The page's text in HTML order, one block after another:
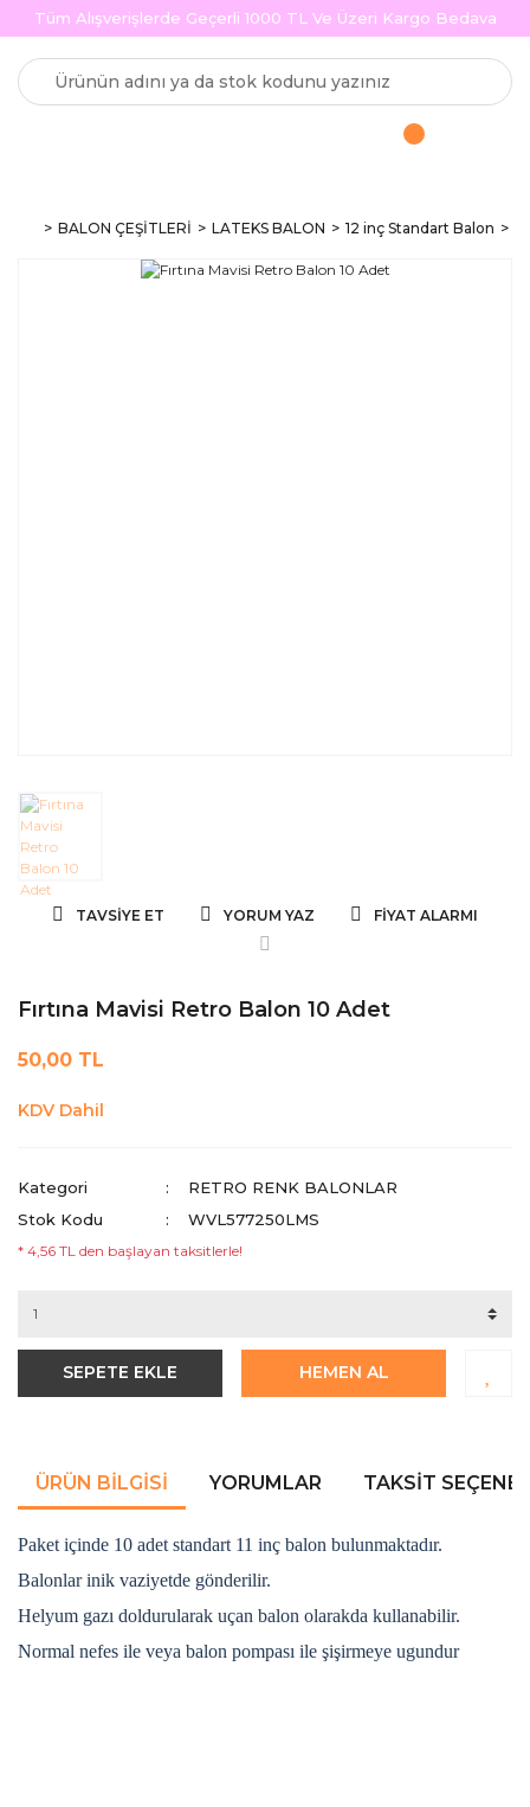
Tüm Alışverişlerde Geçerli 1000 TL Ve Üzeri Kargo Bedava
BALON ÇEŞİTLERİ LATEKS BALON 12 inç Standart Balon
TAVSIYE ET YORUM YAZ FIYAT ALARMI
Fırtına Mavisi Retro Balon 10 Adet
50,00 TL
KDV Dahil
Kategori
RETRO RENK BALONLAR
Stok Kodu
WVL577250LMS
* 4,56 TL den başlayan taksitlerle!
SEPETE EKLE HEMEN AL
ÜRÜN BILGISI YORUMLAR TAKSIT
Paket içinde 10 adet standart 11 inç balon bulunmaktadır.
Balonlar inik vaziyetde gönderilir.
Helyum gazı doldurularak uçan balon olarakda kullanabilir.
Normal nefes ile veya balon pompası ile şişirmeye ugundur